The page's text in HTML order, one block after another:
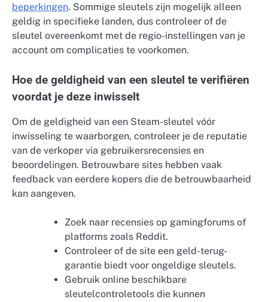
beperkingen. Sommige sleutels zijn mogelijk alleen
geldig in specifieke landen, dus controleer of de
sleutel overeenkomt met de regio-instellingen van je
account om complicaties te voorkomen.
Hoe de geldigheid van een sleutel te verifiëren
voordat je deze inwisselt
Om de geldigheid van een Steam-sleutel vóór
inwisseling te waarborgen, controleer je de reputatie
van de verkoper via gebruikersrecensies en
beoordelingen. Betrouwbare sites hebben vaak
feedback van eerdere kopers die de betrouwbaarheid
kan aangeven.
Zoek naar recensies op gamingforums of
platforms zoals Reddit.
Controleer of de site een geld-terug-
garantie biedt voor ongeldige sleutels.
Gebruik online beschikbare
sleutelcontroletools die kunnen